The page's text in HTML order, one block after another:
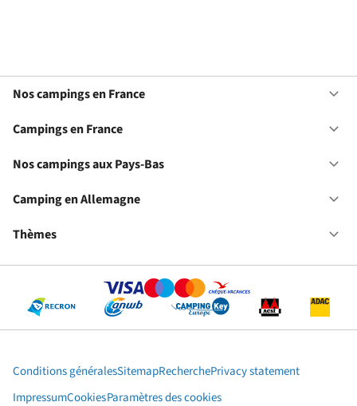
Nos campings en France
Campings en France
Nos campings aux Pays-Bas
Camping en Allemagne
Thèmes
Conditions généralesSitemapRecherchePrivacy statement
ImpressumCookiesParamètres des cookies